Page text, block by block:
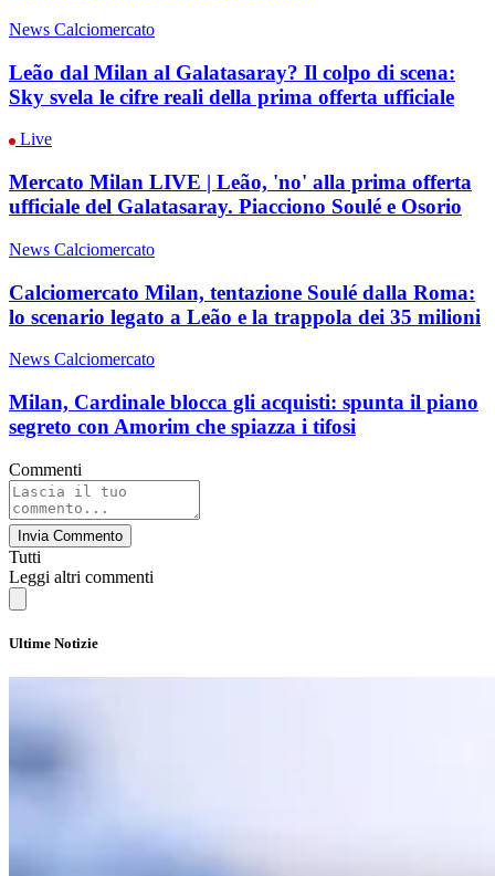
News Calciomercato
Leão dal Milan al Galatasaray? Il colpo di scena:
Sky svela le cifre reali della prima offerta ufficiale
Live
Mercato Milan LIVE | Leão, 'no' alla prima offerta
ufficiale del Galatasaray. Piacciono Soulé e Osorio
News Calciomercato
Calciomercato Milan, tentazione Soulé dalla Roma:
lo scenario legato a Leão e la trappola dei 35 milioni
News Calciomercato
Milan, Cardinale blocca gli acquisti: spunta il piano
segreto con Amorim che spiazza i tifosi
Commenti
Invia Commento
Tutti
Leggi altri commenti
Ultime Notizie